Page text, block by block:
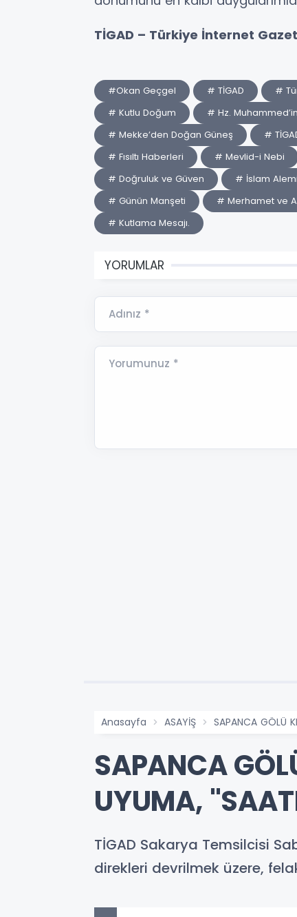
TİGAD – Türkiye İnternet
#Okan Geçgel # TİGAD #
# Kutlu Doğum
# Hz.
# Mekke’den Doğan Güneş
#
# Fısıltı Haberleri
# Mevlid-i Nebi
# Doğruluk ve Güven
# İslam Alemi
# Günün Manşeti
# Merhamet ve
# Kutlama Mesajı.
YORUMLAR
Adınız *
Yorumunuz *
Anasayfa ASAYİŞ SAPANCA GÖLÜ
SAPANCA
UYUMA,
TİGAD Sakarya Temsilcisi
direkleri devrilmek üzere,